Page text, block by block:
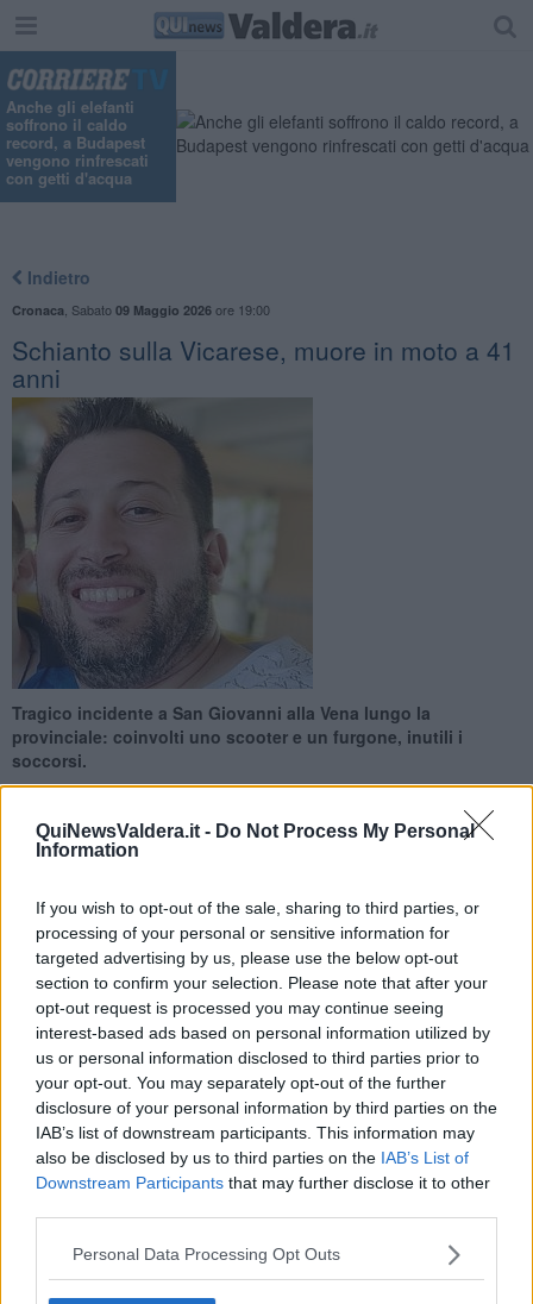
QuiNewsValdera.it - Do Not Process My Personal
Information
If you wish to opt-out of the sale, sharing to third parties, or
processing of your personal or sensitive information for
targeted advertising by us, please use the below opt-out
section to confirm your selection. Please note that after your
opt-out request is processed you may continue seeing
interest-based ads based on personal information utilized by
us or personal information disclosed to third parties prior to
your opt-out. You may separately opt-out of the further
disclosure of your personal information by third parties on the
IAB’s list of downstream participants. This information may
also be disclosed by us to third parties on the IAB’s List of
Downstream Participants that may further disclose it to other
Personal Data Processing Opt Outs
Anche gli elefanti
soffrono il caldo
record, a Budapest
vengono rinfrescati
con getti d'acqua
Indietro
Cronaca Sabato 09 Maggio 2026ore 19:00
Schianto sulla Vicarese, muore in moto a 41
anni
Tragico incidente a San Giovanni alla Vena lungo la
provinciale: coinvolti uno scooter e un furgone, inutili i
soccorsi.
VICOPISANO —Un uomo di 41 anni, Benito Vasile, ha perso la
vitanel pomeriggio di oggi, sabato 9 Maggio, in un incidente
avvenutolungo la strada provinciale Vicarese, all’altezza di
Giovanni alla Vena, nel comune di Vicopisano.Vasile lavorava
per Trenitalia e lascia una moglie e un figlio.
Secondo una prima ricostruzione, nello scontro sarebbero rimasti
coinvolti unoscooter e un furgone. Ad avere la peggio è stato il
conducente della moto, rimasto gravemente ferito dopo
l’impatto.
Sul posto sono intervenuti i sanitari del 118 con i mezzi della
Misericordia di Buti e l’automedica diPontedera
. Il personale
sanitario ha tentato a lungo le manovre di rianimazione, ma per il